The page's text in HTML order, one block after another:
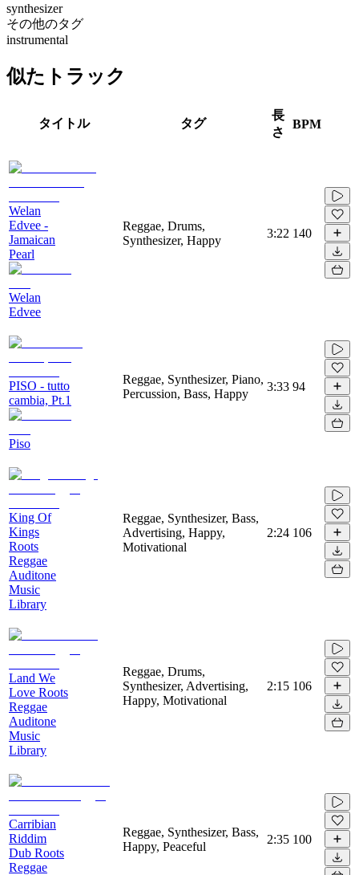
synthesizer
その他のタグ
instrumental
似たトラック
タイトル タグ
長
さ
BPM
Welan
Edvee -
Jamaican
Pearl
Welan
Edvee
Reggae, Drums,
Synthesizer, Happy
3:22 140
PISO - tutto
cambia, Pt.1
Piso
Reggae, Synthesizer, Piano,
Percussion, Bass, Happy
3:33 94
King Of
Kings
Roots
Reggae
Auditone
Music
Library
Reggae, Synthesizer, Bass,
Advertising, Happy,
Motivational
2:24 106
Land We
Love Roots
Reggae
Auditone
Music
Library
Reggae, Drums,
Synthesizer, Advertising,
Happy, Motivational
2:15 106
Carribian
Riddim
Dub Roots
Reggae
Reggae, Synthesizer, Bass,
Happy, Peaceful
2:35 100